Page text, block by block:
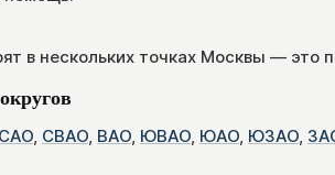
в нескольких точках Москвы — это
САО, СВАО, ВАО, ЮВАО, ЮАО, ЮЗАО,